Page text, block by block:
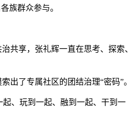
族群众参与。
共享，张礼辉一直在思考、探索、
了专属社区的团结治理“密码”。
、玩到一起、融到一起、干到一